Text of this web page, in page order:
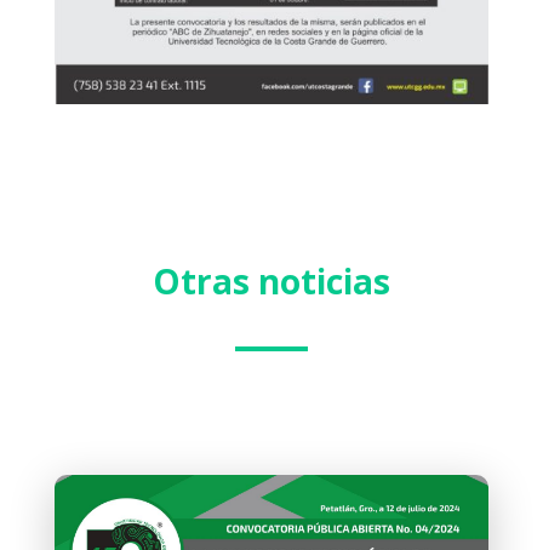
Otras noticias